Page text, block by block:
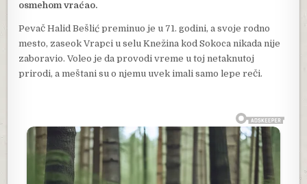
osmehom vraćao.
Pevač Halid Bešlić preminuo je u 71. godini, a svoje rodno
mesto, zaseok Vrapci u selu Knežina kod Sokoca nikada nije
zaboravio. Voleo je da provodi vreme u toj netaknutoj
prirodi, a meštani su o njemu uvek imali samo lepe reči.